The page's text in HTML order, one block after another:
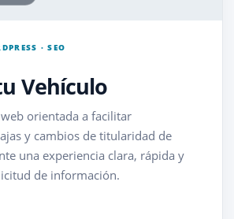
· SEO
Vehículo
orientada a facilitar
y cambios de titularidad de
una experiencia clara, rápida y
de información.